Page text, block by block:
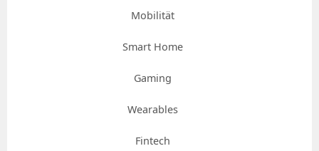
Mobilität
Smart Home
Gaming
Wearables
Fintech